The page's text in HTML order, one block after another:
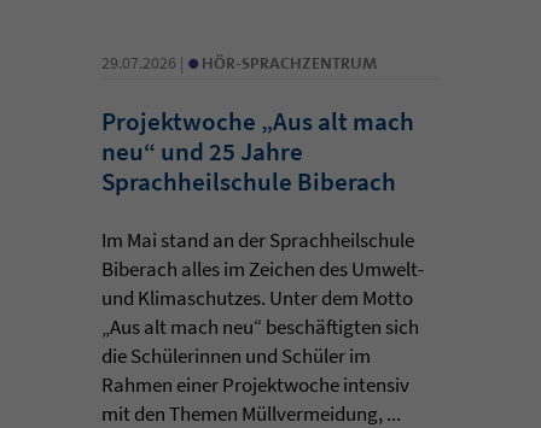
29.07.2026 | • HÖR-SPRACHZENTRUM
Projektwoche „Aus alt mach
neu“ und 25 Jahre
Sprachheilschule Biberach
Im Mai stand an der Sprachheilschule
Biberach alles im Zeichen des Umwelt-
und Klimaschutzes. Unter dem Motto
„Aus alt mach neu“ beschäftigten sich
die Schülerinnen und Schüler im
Rahmen einer Projektwoche intensiv
mit den Themen Müllvermeidung, ...